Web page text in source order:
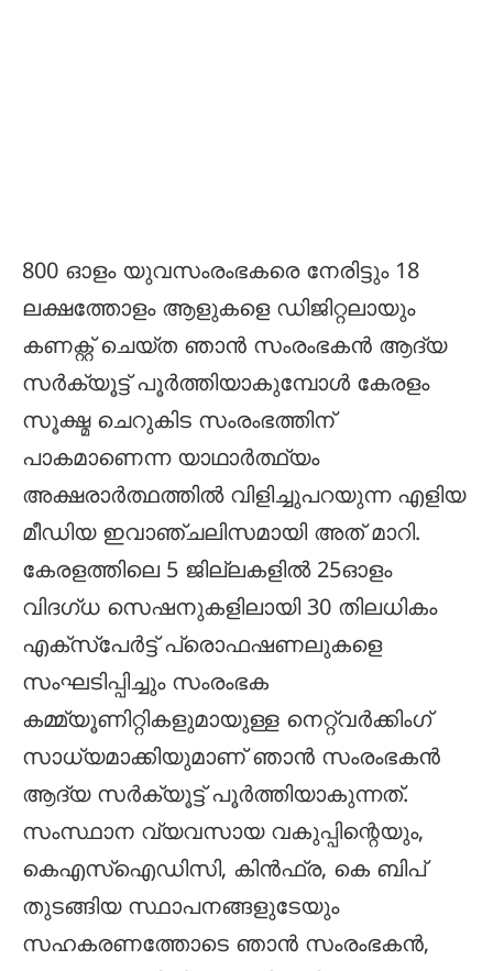
800 ഓളം യുവസംരംഭകരെ നേരിട്ടും 18
ലക്ഷത്തോളം ആളുകളെ ഡിജിറ്റലായും
കണക്റ്റ് ചെയ്ത ഞാന്‍ സംരംഭകന്‍ ആദ്യ
സര്‍ക്യൂട്ട് പൂര്‍ത്തിയാകുമ്പോള്‍ കേരളം
സൂക്ഷ്മ ചെറുകിട സംരംഭത്തിന്
പാകമാണെന്ന യാഥാര്‍ത്ഥ്യം
അക്ഷരാര്‍ത്ഥത്തില്‍ വിളിച്ചുപറയുന്ന എളിയ
മീഡിയ ഇവാഞ്ചലിസമായി അത് മാറി.
കേരളത്തിലെ 5 ജില്ലകളില്‍ 25ഓളം
വിദഗ്ധ സെഷനുകളിലായി 30 തിലധികം
എക്സ്പേര്‍ട്ട് പ്രൊഫഷണലുകളെ
സംഘടിപ്പിച്ചും സംരംഭക
കമ്മ്യൂണിറ്റികളുമായുള്ള നെറ്റ്വര്‍ക്കിംഗ്
സാധ്യമാക്കിയുമാണ് ഞാന്‍ സംരംഭകന്‍
ആദ്യ സര്‍ക്യൂട്ട് പൂര്‍ത്തിയാകുന്നത്.
സംസ്ഥാന വ്യവസായ വകുപ്പിന്റെയും,
കെഎസ്ഐഡിസി, കിന്‍ഫ്ര, കെ ബിപ്
തുടങ്ങിയ സ്ഥാപനങ്ങളുടേയും
സഹകരണത്തോടെ ഞാന്‍ സംരംഭകന്‍,